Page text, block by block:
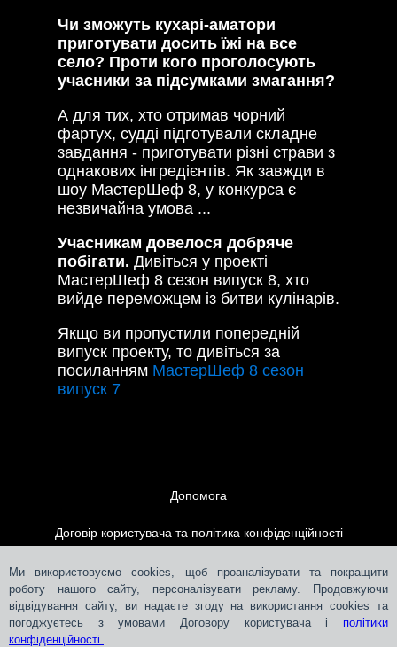
Ми використовуємо cookies, щоб проаналізувати та покращити
роботу нашого сайту, персоналізувати рекламу. Продовжуючи
відвідування сайту, ви надаєте згоду на використання cookies та
погоджуєтесь з умовами Договору користувача і політики
конфіденційності.
Чи зможуть кухарі-аматори
приготувати досить їжі на все
село? Проти кого проголосують
учасники за підсумками змагання?
А для тих, хто отримав чорний
фартух, судді підготували складне
завдання - приготувати різні страви з
однакових інгредієнтів. Як завжди в
шоу МастерШеф 8, у конкурса є
незвичайна умова ...
Учасникам довелося добряче
побігати. Дивіться у проекті
МастерШеф 8 сезон випуск 8, хто
вийде переможцем із битви кулінарів.
Якщо ви пропустили попередній
випуск проекту, то дивіться за
посиланням МастерШеф 8 сезон
випуск 7
Допомога
Договір користувача та політика конфіденційності
Контакти
Розміщення реклами